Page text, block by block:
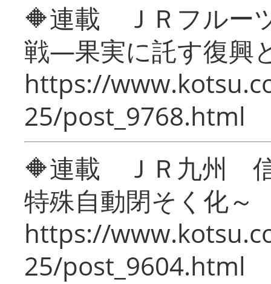
🔶連載 ＪＲフルー
戦―果実に託す復興
https://
25/post_9768.html
🔶連載 ＪＲ九州 信
特殊自動閉そく化～
https://
25/post_9604.html